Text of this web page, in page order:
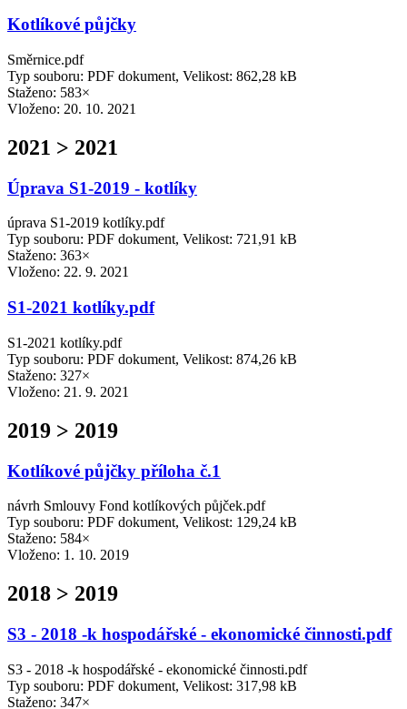
Kotlíkové půjčky
Směrnice.pdf
Typ souboru: PDF dokument, Velikost: 862,28 kB
Staženo: 583×
Vloženo: 20. 10. 2021
2021 > 2021
Úprava S1-2019 - kotlíky
úprava S1-2019 kotlíky.pdf
Typ souboru: PDF dokument, Velikost: 721,91 kB
Staženo: 363×
Vloženo: 22. 9. 2021
S1-2021 kotlíky.pdf
S1-2021 kotlíky.pdf
Typ souboru: PDF dokument, Velikost: 874,26 kB
Staženo: 327×
Vloženo: 21. 9. 2021
2019 > 2019
Kotlíkové půjčky příloha č.1
návrh Smlouvy Fond kotlíkových půjček.pdf
Typ souboru: PDF dokument, Velikost: 129,24 kB
Staženo: 584×
Vloženo: 1. 10. 2019
2018 > 2019
S3 - 2018 -k hospodářské - ekonomické činnosti.pdf
S3 - 2018 -k hospodářské - ekonomické činnosti.pdf
Typ souboru: PDF dokument, Velikost: 317,98 kB
Staženo: 347×